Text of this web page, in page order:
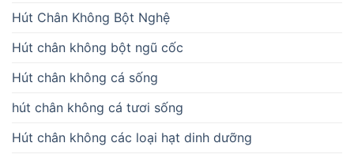
Hút Chân Không Bột Nghệ
Hút chân không bột ngũ cốc
Hút chân không cá sống
hút chân không cá tươi sống
Hút chân không các loại hạt dinh dưỡng